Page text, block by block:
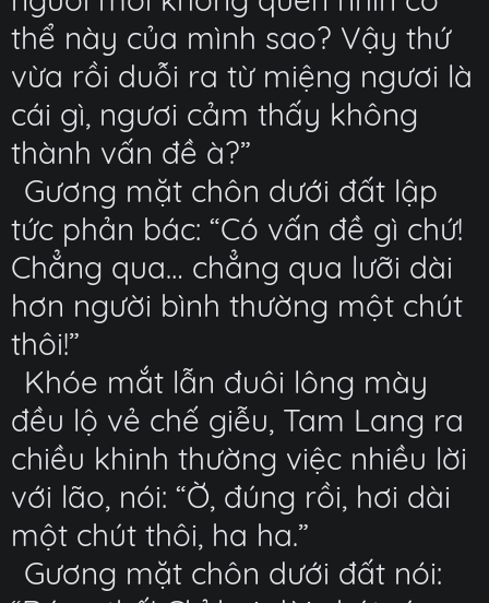
thể này của mình sao? Vậy thứ
vừa rồi duỗi ra từ miệng ngươi là
cái gì, ngươi cảm thấy không
thành vấn đề à?”
Gương mặt chôn dưới đất lập
tức phản bác: “Có vấn đề gì chứ!
Chẳng qua… chẳng qua lưỡi dài
hơn người bình thường một chút
thôi!”
Khóe mắt lẫn đuôi lông mày
đều lộ vẻ chế giễu, Tam Lang ra
chiều khinh thường việc nhiều lời
với lão, nói: “Ờ, đúng rồi, hơi dài
một chút thôi, ha ha.”
Gương mặt chôn dưới đất nói: